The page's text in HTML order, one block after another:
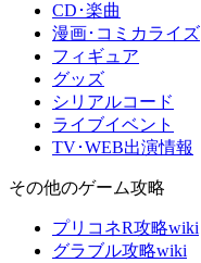
CD･楽曲
漫画･コミカライズ
フィギュア
グッズ
シリアルコード
ライブイベント
TV･WEB出演情報
その他のゲーム攻略
プリコネR攻略wiki
グラブル攻略wiki